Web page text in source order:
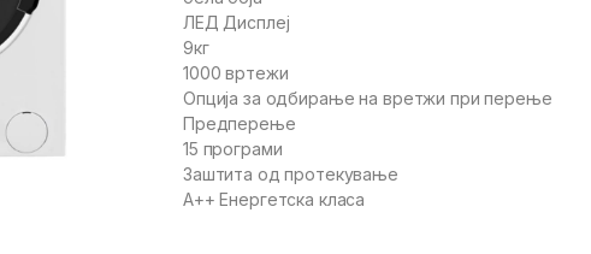
ЛЕД Дисплеј
9кг
1000 вртежи
Опција за одбирање на вретжи при перење
Предперење
15 програми
Заштита од протекување
А++ Енергетска класа